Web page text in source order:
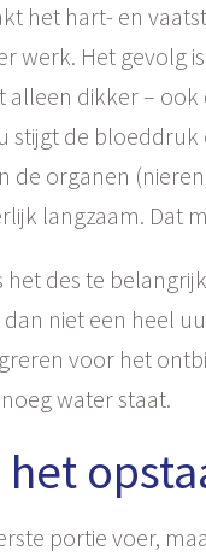
het hart- en
werk. Het gevolg
dikker –
stijgt de
de organen
langzaam. Dat
des te
niet een heel
voor het
water staat.
portie voer,